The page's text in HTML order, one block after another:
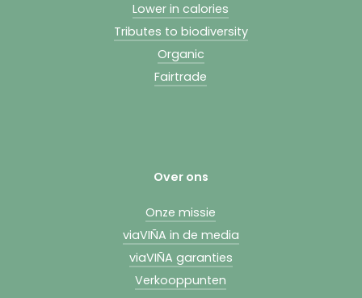
Lower in calories
Tributes to biodiversity
Organic
Fairtrade
Over ons
Onze missie
viaVIÑA in de media
viaVIÑA garanties
Verkooppunten